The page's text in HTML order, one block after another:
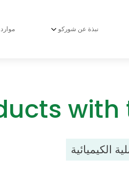
نبذة عن شوركو موارد
الكيميائية